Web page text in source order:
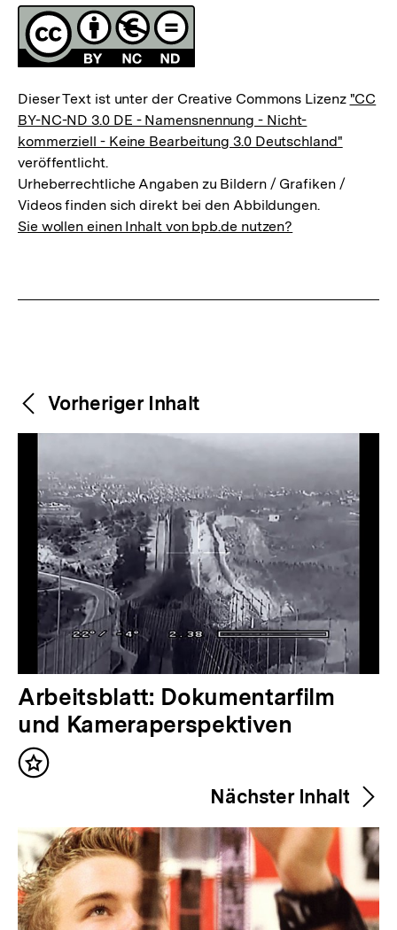
Fussnoten
Lizenz
Dieser Text ist unter der Creative Commons Lizenz "CC
BY-NC-ND 3.0 DE - Namensnennung - Nicht-
kommerziell - Keine Bearbeitung 3.0 Deutschland"
veröffentlicht.
Urheberrechtliche Angaben zu Bildern / Grafiken /
Videos finden sich direkt bei den Abbildungen.
Sie wollen einen Inhalt von bpb.de nutzen?
Weitere
Inhalte
Content-
Navigation
Vorheriger Inhalt
V
o
r
h
r
i
g
e
Arbeitsblatt: Dokumentarfilm
und Kameraperspektiven
Inhalt
Nächster Inhalt